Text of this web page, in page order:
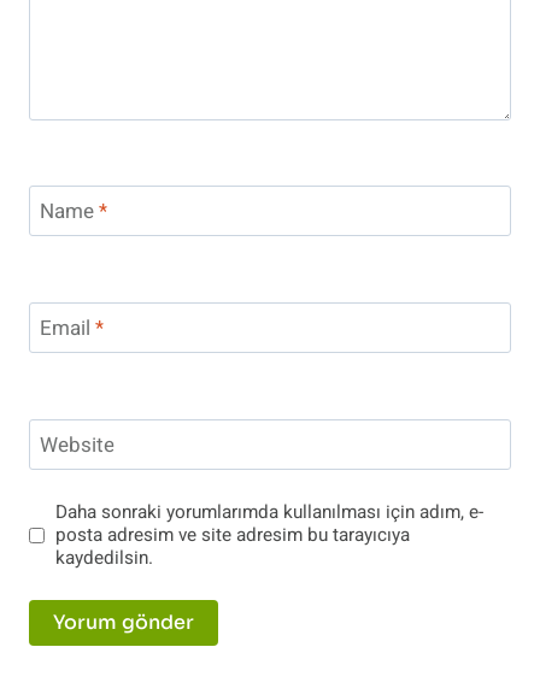
Name*
Email *
Website
Daha sonraki yorumlarımda kullanılması için adım, e-
posta adresim ve site adresim bu tarayıcıya
kaydedilsin.